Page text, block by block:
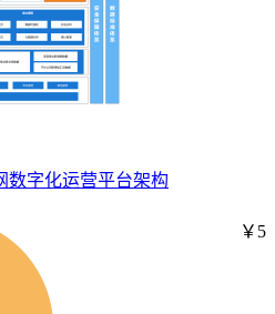
数字化运营平台架构
￥5